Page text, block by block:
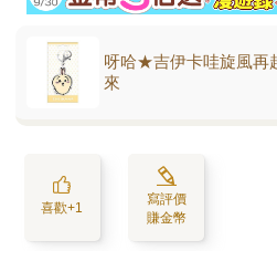
呀哈★吉伊卡哇旋風再
來
喜歡+1
寫評價
賺金幣